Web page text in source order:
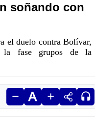
soñando con
el duelo contra Bolívar,
la fase grupos de la